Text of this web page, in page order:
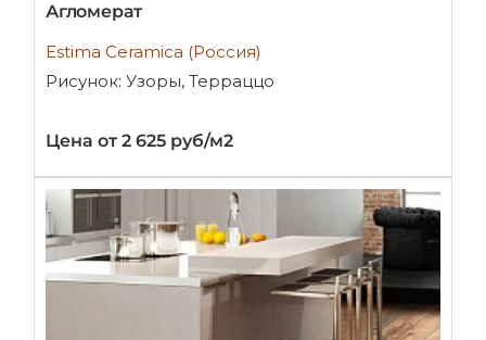
Агломерат
Estima Ceramica (Россия)
Рисунок: Узоры, Терраццо
Цена от 2 625 руб/м2